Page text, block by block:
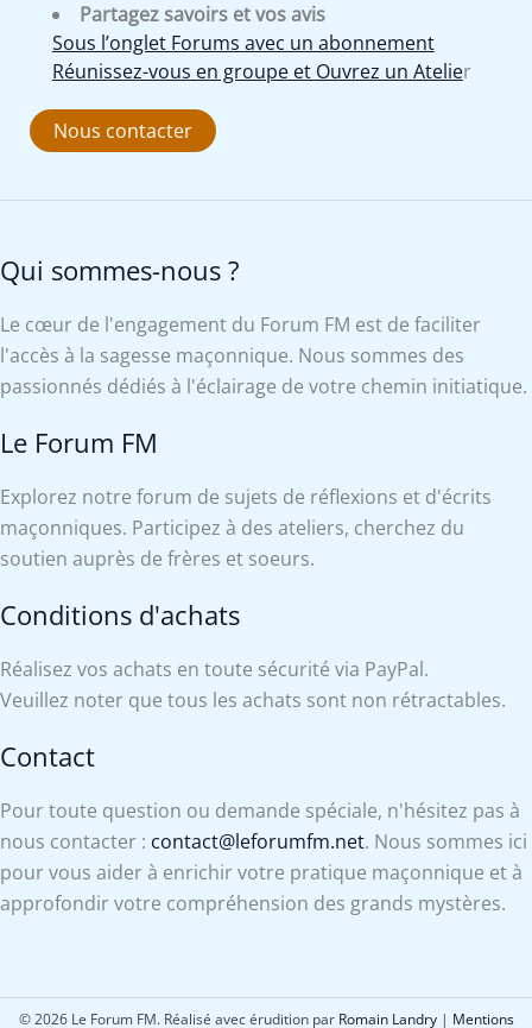
Partagez savoirs et vos avis
Sous l’onglet Forums avec un abonnement
Réunissez-vous en groupe et Ouvrez un Atelier
Nous contacter
Qui sommes-nous ?
Le cœur de l'engagement du Forum FM est de faciliter
l'accès à la sagesse maçonnique. Nous sommes des
passionnés dédiés à l'éclairage de votre chemin initiatique.
Le Forum FM
Explorez notre forum de sujets de réflexions et d'écrits
maçonniques. Participez à des ateliers, cherchez du
soutien auprès de frères et soeurs.
Conditions d'achats
Réalisez vos achats en toute sécurité via PayPal.
Veuillez noter que tous les achats sont non rétractables.
Contact
Pour toute question ou demande spéciale, n'hésitez pas à
nous contacter : contact@leforumfm.net. Nous sommes ici
pour vous aider à enrichir votre pratique maçonnique et à
approfondir votre compréhension des grands mystères.
© 2026 Le Forum FM. Réalisé avec érudition par Romain Landry| Mentions